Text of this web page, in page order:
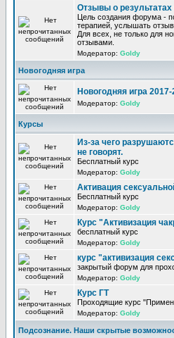
Отзывы о
Цель создания форума -
терапией, услышать
Для всех, не только для
отзывами.
Модератор: Goldy
Новогодняя игра
Новогодняя игра
Модератор: Goldy
Курсы
Из-за чего
не говорят.
Бесплатный курс
Модератор: Goldy
Активация
Бесплатный курс
Модератор: Goldy
Курс "Активизация
бесплатный курс
Модератор: Goldy
курс "активизация
закрытый форум для
Модератор: Goldy
Курс ГТ
Проходящие курс
Модератор: Goldy
Подсознание. Наши скрытые